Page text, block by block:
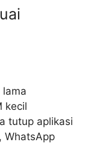
kecil
tutup aplikasi
WhatsApp